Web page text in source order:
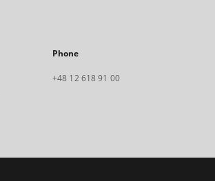
Phone
+48 12 618 91 00